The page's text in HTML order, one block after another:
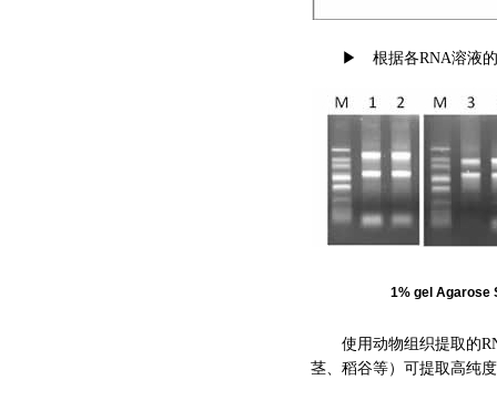
▶ 根据各RNA溶液的吸
1% gel Agarose
使用动物组织提取的
茎、稻谷等）可提取高纯